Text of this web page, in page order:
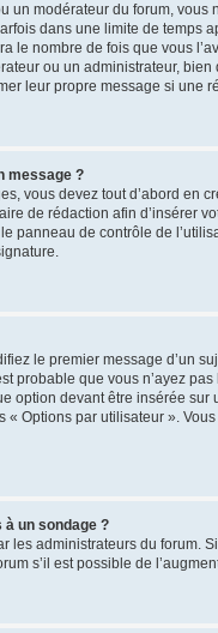
un modérateur du forum,
dans une limite de temps
le nombre de fois que vous
ou un administrateur,
leur propre message si une
message ?
vous devez tout d’abord en
de rédaction afin d’insérer
panneau de contrôle de
le premier message d’un
probable que vous n’ayez
option devant être insérée
Options par utilisateur ».
à un sondage ?
les administrateurs du
s’il est possible de